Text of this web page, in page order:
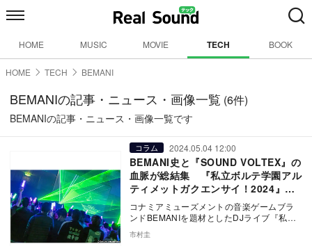
HOME MUSIC MOVIE TECH BOOK
HOME TECH BEMANI
BEMANIの記事・ニュース・画像一覧 (6件)
BEMANIの記事・ニュース・画像一覧です
コラム 2024.05.04 12:00
BEMANI史と『SOUND VOLTEX』の
血脈が総結集 『私立ボルテ学園アル
ティメットガクエンサイ！2024』レ
ポート
コナミアミューズメントの音楽ゲームブラ
ンドBEMANIを題材としたDJライブ『私立
ボルテ学園アルティメットガクエンサイ！
2024…
市村圭